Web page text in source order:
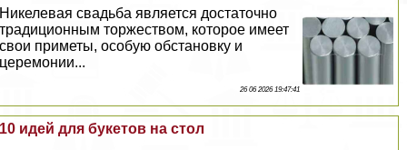
Никелевая свадьба является достаточно
традиционным торжеством, которое имеет
свои приметы, особую обстановку и
церемонии...
26 06 2026 19:47:41
10 идей для букетов на стол